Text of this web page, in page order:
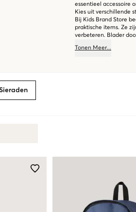
essentieel accessoire
Kies uit verschillende
Bij Kids Brand Store
praktische items. Ze
verbeteren. Blader
Tonen Meer...